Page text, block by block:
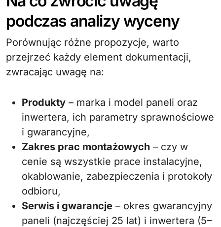
podczas analizy wyceny
Porównując różne propozycje, warto
przejrzeć każdy element dokumentacji,
zwracając uwagę na:
Produkty – marka i model paneli oraz
inwertera, ich parametry sprawnościowe
i gwarancyjne,
Zakres prac montażowych – czy w
cenie są wszystkie prace instalacyjne,
okablowanie, zabezpieczenia i protokoły
odbioru,
Serwis i gwarancje – okres gwarancyjny
paneli (najczęściej 25 lat) i inwertera (5–